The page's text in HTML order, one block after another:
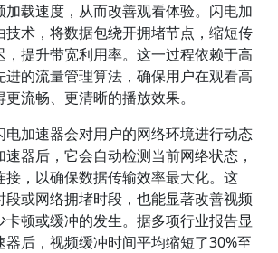
加载速度，从而改善观看体验。闪电加
技术，将数据包绕开拥堵节点，缩短传
，提升带宽利用率。这一过程依赖于高
进的流量管理算法，确保用户在观看高
流畅、更清晰的播放效果。
电加速器会对用户的网络环境进行动态
器后，它会自动检测当前网络状态，
接，以确保数据传输效率最大化。这
段或网络拥堵时段，也能显著改善视频
卡顿或缓冲的发生。据多项行业报告显
后，视频缓冲时间平均缩短了30%至